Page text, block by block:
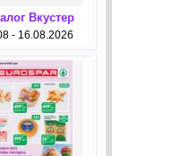
Вкустер
- 16.08.2026